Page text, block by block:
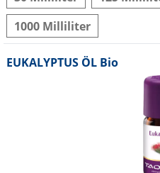
1000 Milliliter
EUKALYPTUS ÖL Bio